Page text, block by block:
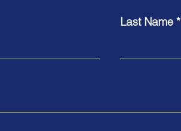
Last Name *